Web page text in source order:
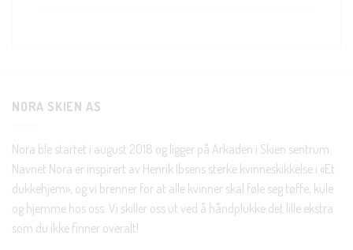
NORA SKIEN AS
Nora ble startet i august 2018 og ligger på Arkaden i Skien sentrum.
Navnet Nora er inspirert av Henrik Ibsens sterke kvinneskikkelse i «Et
dukkehjem», og vi brenner for at alle kvinner skal føle seg tøffe, kule
og hjemme hos oss. Vi skiller oss ut ved å håndplukke det lille ekstra
som du ikke finner overalt!
Bli en del av Nora-familien i dag. Som medlem får du 10%
JA, HENT MIN RABATTKODE!